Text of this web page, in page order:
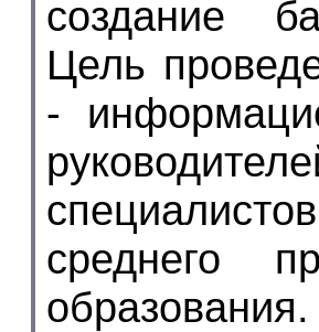
создание
Цель
-
среднего